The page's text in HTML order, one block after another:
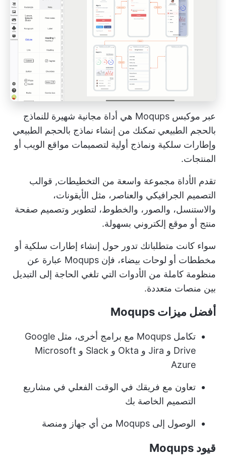
عبر موكبس
Moqups هي أداة مجانية شهيرة للنماذج
بالحجم الطبيعي تمكنك من إنشاء نماذج بالحجم الطبيعي
وإطارات سلكية ونماذج أولية لتصميمات مواقع الويب أو
المنتجات.
تقدم الأداة مجموعة واسعة من التخطيطات, قوالب
التصميم الجرافيكي والعناصر، مثل الأيقونات،
والاستنسل، والصور، والخطوط، لتطوير وتصميم صفحة
منتج أو موقع إلكتروني بسهولة.
سواء كانت متطلباتك تدور حول إنشاء إطارات سلكية أو
مخططات أو لوحات بيضاء، فإن Moqups عبارة عن
منظومة كاملة من الأدوات التي تلغي الحاجة إلى التبديل
بين منصات متعددة.
أفضل ميزات Moqups
تكامل Moqups مع برامج أخرى، مثل Google
Drive و Jira و Okta و Slack و Microsoft
Azure
تعاون مع فريقك في الوقت الفعلي في مشاريع
التصميم الخاصة بك
الوصول إلى Moqups من أي جهاز ومنصة
قيود Moqups